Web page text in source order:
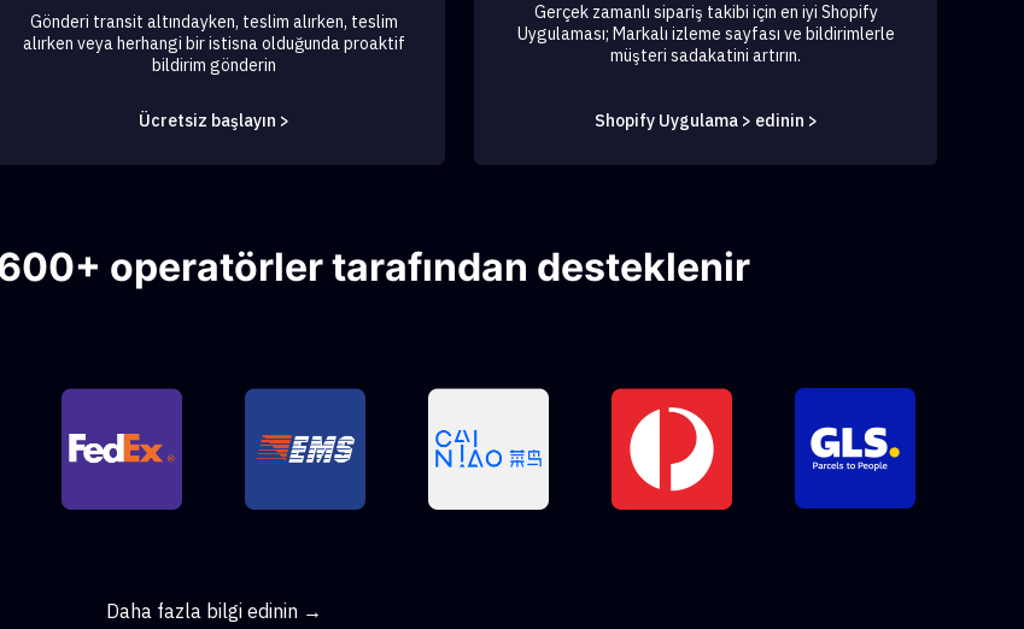
Gönderi transit altındayken, teslim alırken, teslim
alırken veya herhangi bir istisna olduğunda proaktif
bildirim gönderin
Ücretsiz başlayın >
Gerçek zamanlı sipariş takibi için en iyi Shopify
Uygulaması; Markalı izleme sayfası ve bildirimlerle
müşteri sadakatini artırın.
Shopify Uygulama > edinin >
operatörler tarafından desteklenir
Daha fazla bilgi edinin →